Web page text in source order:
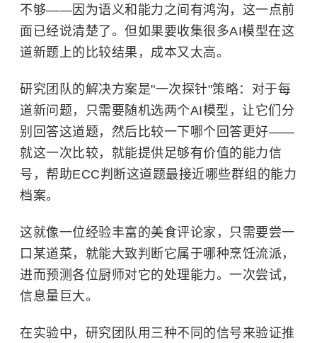
不够——因为语义和能力之间有鸿沟，这一点前
面已经说清楚了。但如果要收集很多AI模型在这
道新题上的比较结果，成本又太高。
研究团队的解决方案是"一次探针"策略：对于每
道新问题，只需要随机选两个AI模型，让它们分
别回答这道题，然后比较一下哪个回答更好——
就这一次比较，就能提供足够有价值的能力信
号，帮助ECC判断这道题最接近哪些群组的能力
档案。
这就像一位经验丰富的美食评论家，只需要尝一
口某道菜，就能大致判断它属于哪种烹饪流派，
进而预测各位厨师对它的处理能力。一次尝试，
信息量巨大。
在实验中，研究团队用三种不同的信号来验证推